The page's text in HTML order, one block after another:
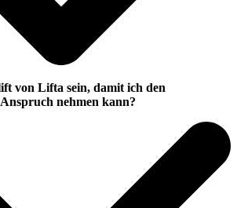
von Lifta sein, damit ich den
nehmen kann?